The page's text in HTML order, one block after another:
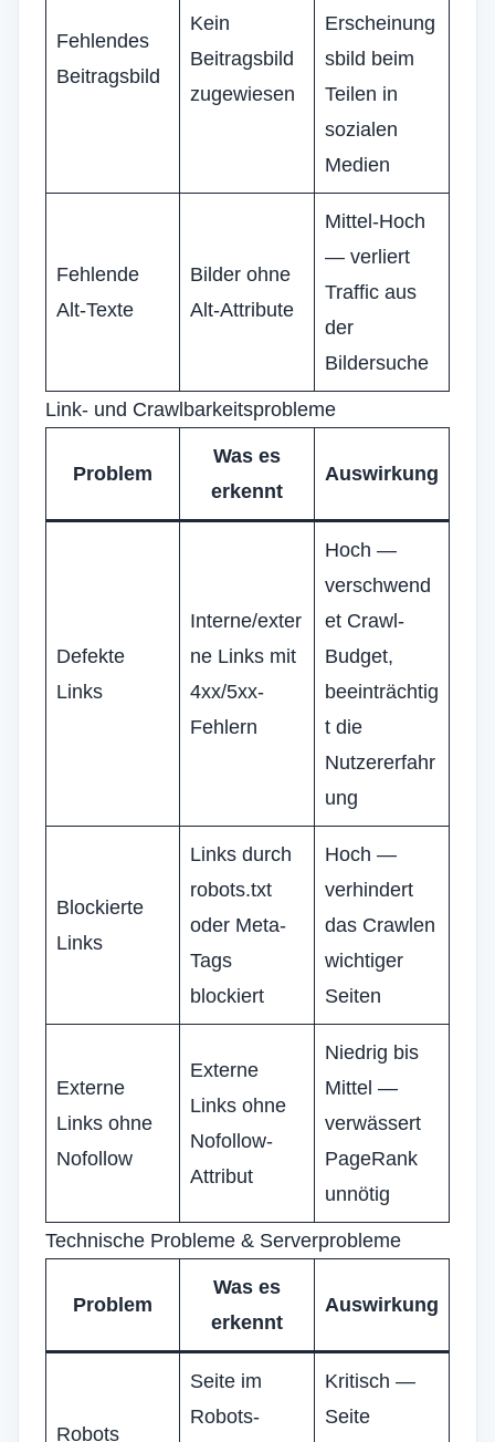
Fehlendes
Beitragsbild
Kein
Beitragsbild
zugewiesen
Erscheinung
sbild beim
Teilen in
sozialen
Medien
Fehlende
Alt-Texte
Bilder ohne
Alt-Attribute
Mittel-Hoch
— verliert
Traffic aus
der
Bildersuche
Link- und Crawlbarkeitsprobleme
Problem
Was es
erkennt
Auswirkung
Defekte
Links
Interne/exter
ne Links mit
4xx/5xx-
Fehlern
Hoch —
verschwend
et Crawl-
Budget,
beeinträchtig
t die
Nutzererfahr
ung
Blockierte
Links
Links durch
robots.txt
oder Meta-
Tags
blockiert
Hoch —
verhindert
das Crawlen
wichtiger
Seiten
Externe
Links ohne
Nofollow
Externe
Links ohne
Nofollow-
Attribut
Niedrig bis
Mittel —
verwässert
PageRank
unnötig
Technische Probleme & Serverprobleme
Problem
Was es
erkennt
Auswirkung
Robots
Seite im
Robots-
Kritisch —
Seite